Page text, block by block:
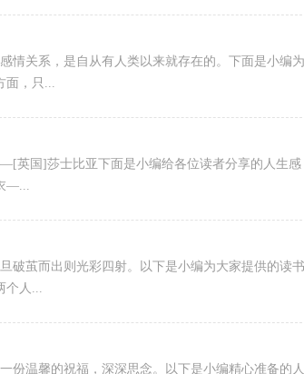
情关系，是自从有人类以来就存在的。下面是小编为
面，只...
英国]莎士比亚下面是小编给各位读者分享的人生感
—...
破茧而出则光彩四射。以下是小编为大家提供的读书
个人...
份温馨的祝福，深深思念。以下是小编精心准备的人